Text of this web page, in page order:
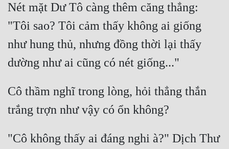
Nét mặt Dư Tô càng thêm căng thẳng:
"Tôi sao? Tôi cảm thấy không ai giống
như hung thủ, nhưng đồng thời lại thấy
Cô thầm nghĩ trong lòng, hỏi thẳng thắn
"Cô không thấy ai đáng nghi à?" Dịch Thư